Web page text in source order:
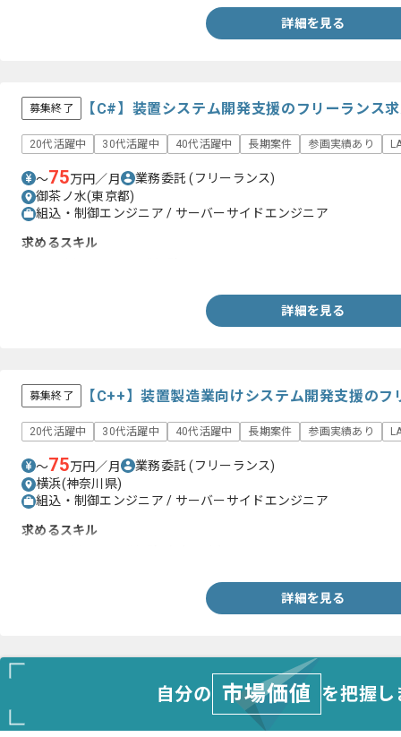
詳細を見る
募集終了 【C#】装置システム開発支援のフリーランス
20代活躍中 30代活躍中 40代活躍中 長期案件 参画実績あり
〜75万円／月 業務委託(フリーランス)
御茶ノ水(東京都)
組込・制御エンジニア / サーバーサイドエンジニア
求めるスキル
詳細を見る
募集終了 【C++】装置製造業向けシステム開発支援の
20代活躍中 30代活躍中 40代活躍中 長期案件 参画実績あり
〜75万円／月 業務委託(フリーランス)
横浜(神奈川県)
組込・制御エンジニア / サーバーサイドエンジニア
求めるスキル
詳細を見る
自分の 市場価値 を把握